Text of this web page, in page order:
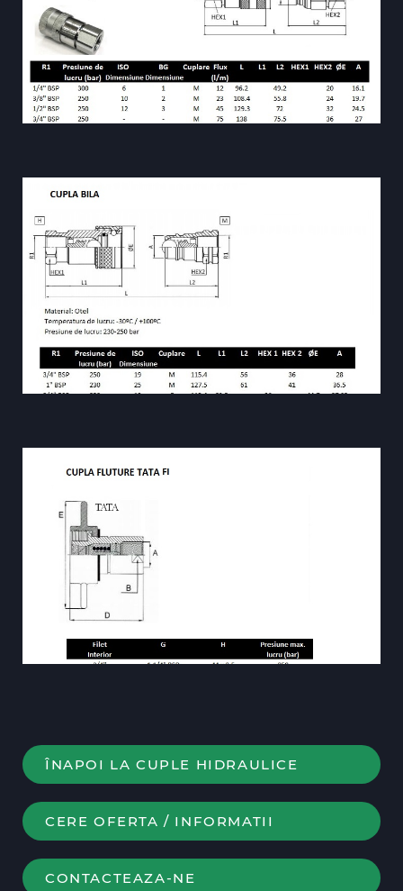
ÎNAPOI LA CUPLE HIDRAULICE
CERE OFERTA / INFORMATII
CONTACTEAZA-NE